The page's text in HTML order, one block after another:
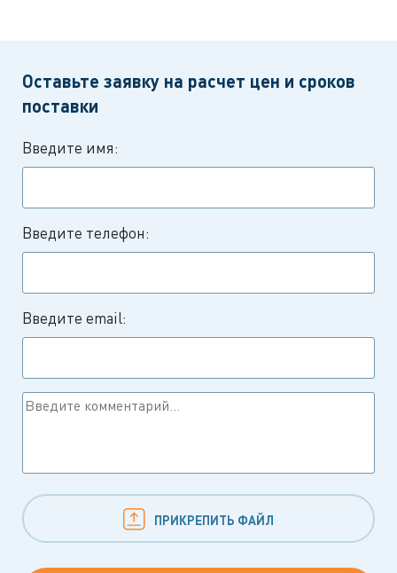
Оставьте заявку на расчет цен и сроков
поставки
Введите имя:
Введите телефон:
Введите email:
ПРИКРЕПИТЬ ФАЙЛ